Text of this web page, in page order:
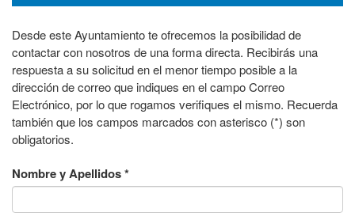
Desde este Ayuntamiento te ofrecemos la posibilidad de
contactar con nosotros de una forma directa. Recibirás una
respuesta a su solicitud en el menor tiempo posible a la
dirección de correo que indiques en el campo Correo
Electrónico, por lo que rogamos verifiques el mismo. Recuerda
también que los campos marcados con asterisco (*) son
obligatorios.
Nombre y Apellidos*